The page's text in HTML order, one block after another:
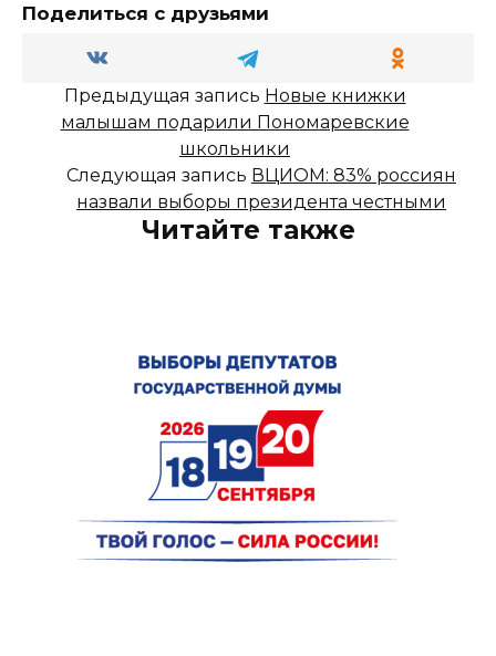
Поделиться с друзьями
Предыдущая запись Новые книжки
малышам подарили Пономаревские
школьники
Следующая запись ВЦИОМ: 83% россиян
назвали выборы президента честными
Читайте также